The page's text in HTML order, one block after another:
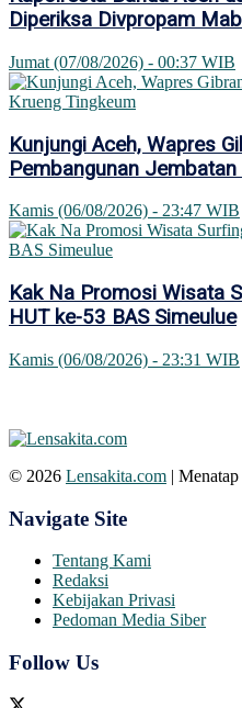
Diperiksa Divpropam
Jumat (07/08/2026) - 00:37 WIB
Kunjungi Aceh, Wapres
Pembangunan
Kamis (06/08/2026) - 23:47 WIB
Kak Na Promosi Wisata
HUT ke-53 BAS Simeulue
Kamis (06/08/2026) - 23:31 WIB
© 2026 Lensakita.com |
Navigate Site
Tentang Kami
Redaksi
Kebijakan Privasi
Pedoman Media Siber
Follow Us